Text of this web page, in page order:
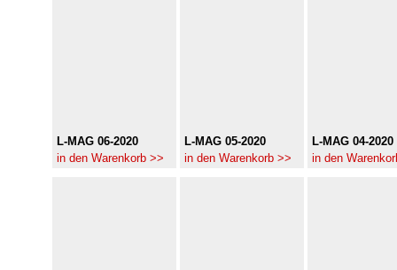
L-MAG 06-2020
in den Warenkorb >>
L-MAG 05-2020
in den Warenkorb >>
L-MAG 04-2020
in den